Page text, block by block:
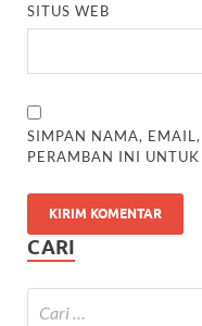
SITUS WEB
SIMPAN NAMA,
PERAMBAN INI
CARI